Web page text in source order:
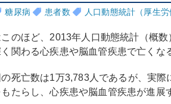
糖尿病 患者数 人口動態統計（厚生
のほど、2013年人口動態統計（概数
関わる心疾患や脳血管疾患で亡くな
死亡数は1万3,783人であるが、実際
たらし、心疾患や脳血管疾患が進展